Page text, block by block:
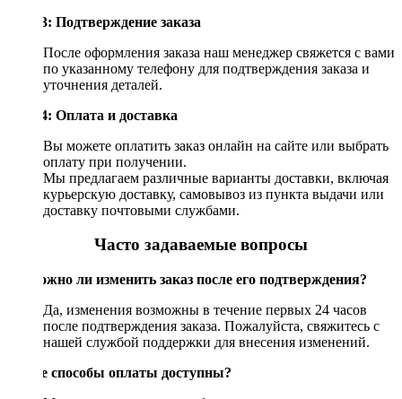
Шаг 3: Подтверждение заказа
После оформления заказа наш менеджер свяжется с вами
по указанному телефону для подтверждения заказа и
уточнения деталей.
Шаг 4: Оплата и доставка
Вы можете оплатить заказ онлайн на сайте или выбрать
оплату при получении.
Мы предлагаем различные варианты доставки, включая
курьерскую доставку, самовывоз из пункта выдачи или
доставку почтовыми службами.
Часто задаваемые вопросы
Возможно ли изменить заказ после его подтверждения?
Да, изменения возможны в течение первых 24 часов
после подтверждения заказа. Пожалуйста, свяжитесь с
нашей службой поддержки для внесения изменений.
Какие способы оплаты доступны?